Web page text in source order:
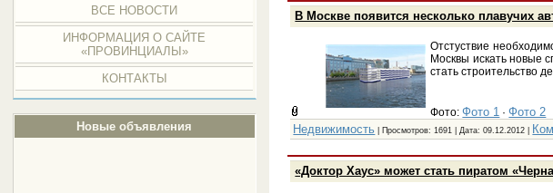
ВСЕ НОВОСТИ
ИНФОРМАЦИЯ О САЙТЕ
«ПРОВИНЦИАЛЫ»
КОНТАКТЫ
Новые объявления
В Москве появится несколько плавучих
Отстуствие
Москвы искать новые
стать строительство
Фото:Фото 1 ·Фото 2
Недвижимость | Просмотров: 1691 | Дата:09.12.2012
«Доктор Хаус» может стать пиратом